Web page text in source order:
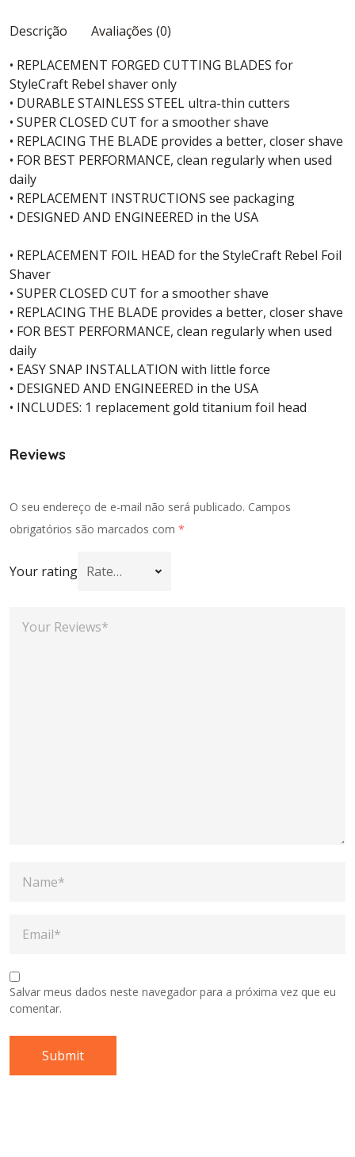
Descrição
Avaliações (0)
• REPLACEMENT FORGED CUTTING BLADES for
StyleCraft Rebel shaver only
• DURABLE STAINLESS STEEL ultra-thin cutters
• SUPER CLOSED CUT for a smoother shave
• REPLACING THE BLADE provides a better, closer shave
• FOR BEST PERFORMANCE, clean regularly when used
daily
• REPLACEMENT INSTRUCTIONS see packaging
• DESIGNED AND ENGINEERED in the USA
• REPLACEMENT FOIL HEAD for the StyleCraft Rebel Foil
Shaver
• SUPER CLOSED CUT for a smoother shave
• REPLACING THE BLADE provides a better, closer shave
• FOR BEST PERFORMANCE, clean regularly when used
daily
• EASY SNAP INSTALLATION with little force
• DESIGNED AND ENGINEERED in the USA
• INCLUDES: 1 replacement gold titanium foil head
Reviews
O seu endereço de e-mail não será publicado. Campos
obrigatórios são marcados com *
Your rating
Salvar meus dados neste navegador para a próxima vez que eu
comentar.